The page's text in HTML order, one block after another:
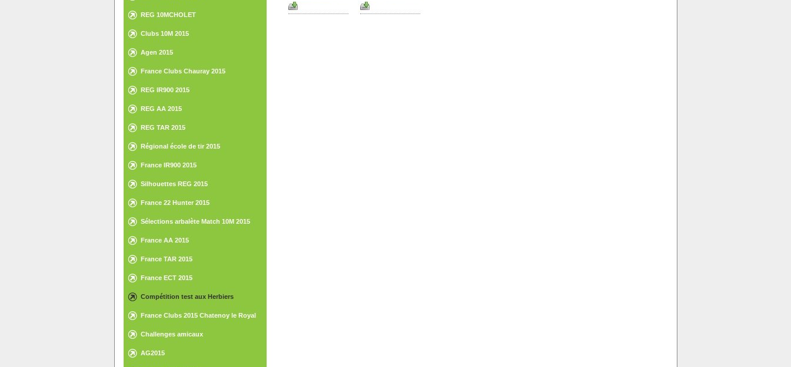
REG 10MCHOLET
Clubs 10M 2015
Agen 2015
France Clubs Chauray 2015
REG IR900 2015
REG AA 2015
REG TAR 2015
Régional école de tir 2015
France IR900 2015
Silhouettes REG 2015
France 22 Hunter 2015
Sélections arbalète Match 10M 2015
France AA 2015
France TAR 2015
France ECT 2015
Compétition test aux Herbiers
France Clubs 2015 Chatenoy le Royal
Challenges amicaux
AG2015